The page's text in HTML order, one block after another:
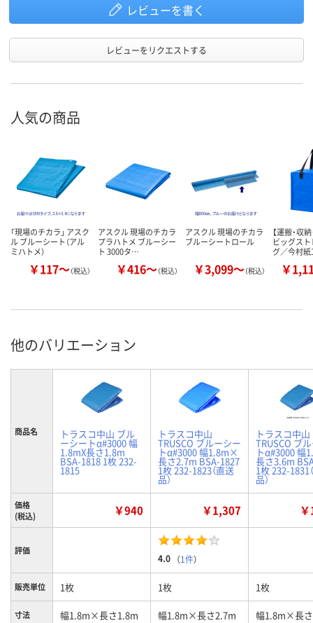
レビューを書く
レビューをリクエストする
人気の商品
「現場のチカラ」 アスク
ル ブルーシート（アル
ミハトメ）
￥117～（税込）
アスクル 現場のチカラ
プラハトメ ブルーシー
ト 3000タ…
￥416～（税込）
アスクル 現場のチカラ
ブルーシートロール
￥3,099～（税込）
【運搬・収
ビッグス
グ／今村紙
￥
他のバリエーション
商品名 トラスコ中山 ブル
ーシートα#3000 幅
1.8mX長さ1.8m
BSA-1818 1枚 232-
1815
トラスコ中山
TRUSCO ブルーシー
トα#3000 幅1.8m×
長さ2.7m BSA-1827
1枚 232-1823（直送
品）
トラスコ中山
TRUSCO ブ
トα#3000 幅
長さ3.6m
1枚 232-1831
品）
価格
(税込)
￥940 ￥1,307
評価
4.0 （1件）
販売単位 1枚 1枚 1枚
寸法 幅1.8m×長さ1.8m 幅1.8m×長さ2.7m 幅1.8m×長